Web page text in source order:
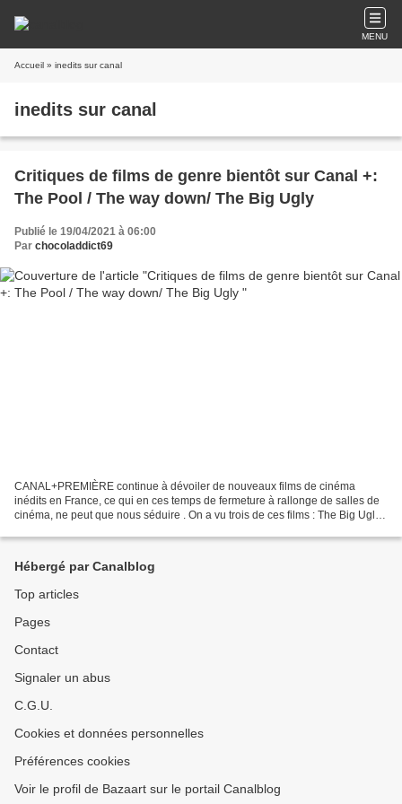
MENU
Accueil » inedits sur canal
inedits sur canal
Critiques de films de genre bientôt sur Canal +:
The Pool / The way down/ The Big Ugly
Publié le 19/04/2021 à 06:00
Par chocoladdict69
CANAL+PREMIÈRE continue à dévoiler de nouveaux films de cinéma
inédits en France, ce qui en ces temps de fermeture à rallonge de salles de
cinéma, ne peut que nous séduire . On a vu trois de ces films : The Big Ugly/
Hébergé par Canalblog
Top articles
Pages
Contact
Signaler un abus
C.G.U.
Cookies et données personnelles
Préférences cookies
Voir le profil de Bazaart sur le portail Canalblog